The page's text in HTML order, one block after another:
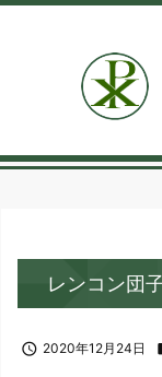
レンコン団
 2020年12月24日